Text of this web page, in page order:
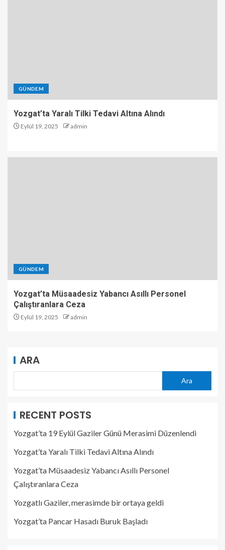
GÜNDEM
Yozgat’ta Yaralı Tilki Tedavi Altına Alındı
Eylül 19, 2025 admin
GÜNDEM
Yozgat’ta Müsaadesiz Yabancı Asıllı Personel
Çalıştıranlara Ceza
Eylül 19, 2025 admin
ARA
Ara
RECENT POSTS
Yozgat’ta 19 Eylül Gaziler Günü Merasimi Düzenlendi
Yozgat’ta Yaralı Tilki Tedavi Altına Alındı
Yozgat’ta Müsaadesiz Yabancı Asıllı Personel
Çalıştıranlara Ceza
Yozgatlı Gaziler, merasimde bir ortaya geldi
Yozgat’ta Pancar Hasadı Buruk Başladı